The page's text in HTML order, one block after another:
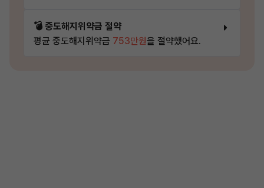
💣 중도해지위약금 절약
평균 중도해지위약금 753만원을 절약했어요.